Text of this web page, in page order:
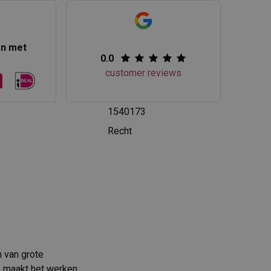
met
0.0
customer reviews
1540173
Recht
van grote